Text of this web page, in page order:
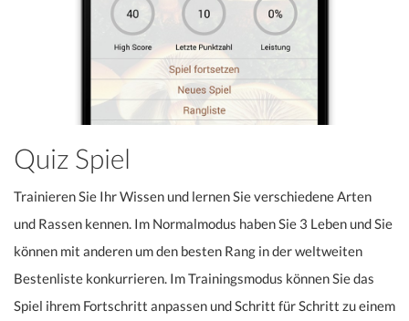
Quiz Spiel
Trainieren Sie Ihr Wissen und lernen Sie verschiedene Arten
und Rassen kennen. Im Normalmodus haben Sie 3 Leben und Sie
können mit anderen um den besten Rang in der weltweiten
Bestenliste konkurrieren. Im Trainingsmodus können Sie das
Spiel ihrem Fortschritt anpassen und Schritt für Schritt zu einem